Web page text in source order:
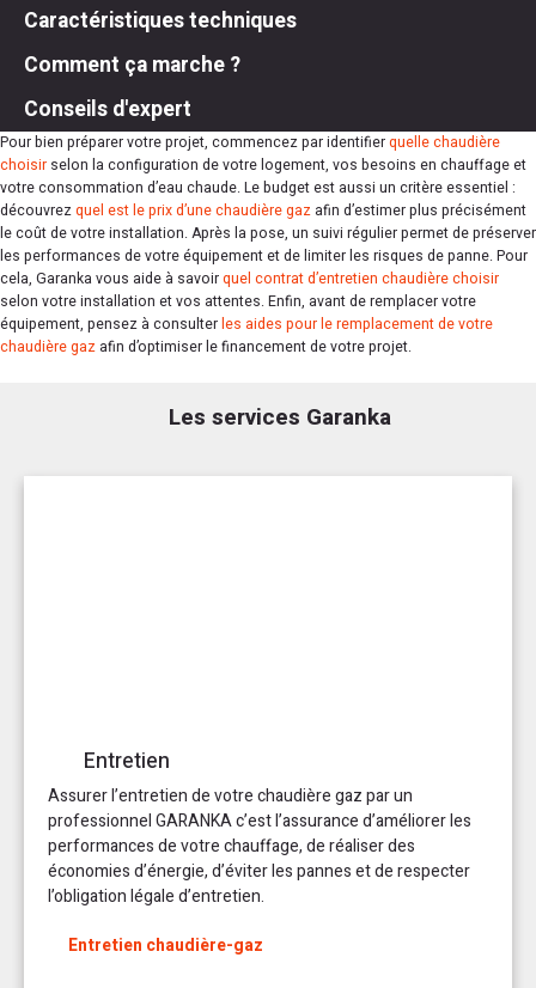
Caractéristiques techniques
Comment ça marche ?
Conseils d'expert
Pour bien préparer votre projet, commencez par identifierquelle chaudière
choisir selon la configuration de votre logement, vos besoins en chauffage et
votre consommation d’eau chaude. Le budget est aussi un critère essentiel :
découvrezquel est le prix d’une chaudière gaz afin d’estimer plus précisément
le coût de votre installation. Après la pose, un suivi régulier permet de préserver
les performances de votre équipement et de limiter les risques de panne. Pour
cela, Garanka vous aide à savoirquel contrat d’entretien chaudière choisir
selon votre installation et vos attentes. Enfin, avant de remplacer votre
équipement, pensez à consulterles aides pour le remplacement de votre
chaudière gaz afin d’optimiser le financement de votre projet.
Les services Garanka
Entretien
Assurer l’entretien de votre chaudière gaz par un
professionnel GARANKA c’est l’assurance d’améliorer les
performances de votre chauffage, de réaliser des
économies d’énergie, d’éviter les pannes et de respecter
l’obligation légale d’entretien.
Entretien chaudière-gaz